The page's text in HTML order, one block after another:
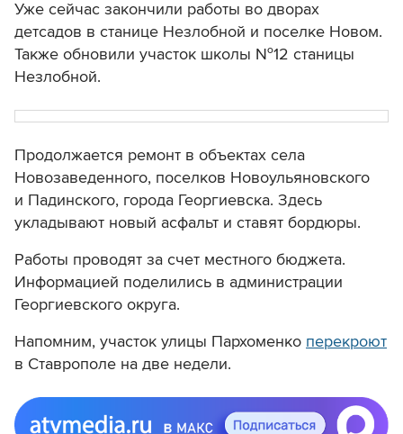
Уже сейчас закончили работы во дворах
детсадов в станице Незлобной и поселке Новом.
Также обновили участок школы №12 станицы
Незлобной.
Продолжается ремонт в объектах села
Новозаведенного, поселков Новоульяновского
и Падинского, города Георгиевска. Здесь
укладывают новый асфальт и ставят бордюры.
Работы проводят за счет местного бюджета.
Информацией поделились в администрации
Георгиевского округа.
Напомним, участок улицы Пархоменко перекроют
в Ставрополе на две недели.